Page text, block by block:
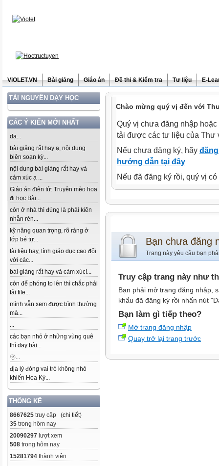
ViOLET.VN Bài giảng Giáo án Đề thi & Kiểm tra Tư liệu E-
TÀI NGUYÊN DẠY HỌC
CÁC Ý KIẾN MỚI NHẤT
dạ...
bài giảng rất hay ạ, nội dung
biên soạn kỳ...
nội dung bài giảng rất hay và
cảm xúc ạ ...
Giáo án điện tử: Truyện mèo hoa
đi học Bài...
còn ở nhà thì đúng là phải kiên
nhẫn rèn...
kỹ năng quan trọng, rõ ràng ở
lớp bé tự...
tài liệu hay, tính giáo dục cao đối
với các...
bài giảng rất hay và cảm xúc!...
còn để phóng to lên thì chắc phải
tải file...
mình vẫn xem được bình thường
mà...
...
các bạn nhỏ ở những vùng quê
thì dạy bài...
🫥...
địa lý đóng vai trò không nhỏ
khiến Hoa Kỳ...
THỐNG KÊ
8667625 truy cập (chi tiết)
35 trong hôm nay
20090297 lượt xem
508 trong hôm nay
15281794 thành viên
Chào mừng quý vị đến với
Quý vị chưa đăng nhập
tải được các tư liệu của Thư
Nếu chưa đăng ký, hãy
hướng dẫn tại đây
Nếu đã đăng ký rồi, quý vị
Bạn chưa đăng
Trang này yêu cầu bạn
Truy cập trang này như
Bạn phải mở trang đăng nhập,
khẩu đã đăng ký rồi nhấn nút
Bạn làm gì tiếp theo?
Mở trang đăng nhập
Quay trở lại trang trước